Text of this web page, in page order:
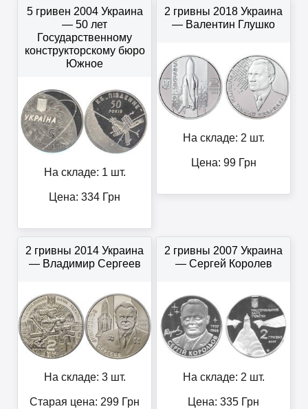
5 гривен 2004 Украина
— 50 лет
Государственному
конструкторскому бюро
Южное
На складе: 1 шт.
Цена: 334 Грн
2 гривны 2018 Украина
— Валентин Глушко
На складе: 2 шт.
Цена: 99Грн
2 гривны 2014 Украина
— Владимир Сергеев
На складе: 3 шт.
Старая цена: 299 Грн
2 гривны 2007 Украина
— Сергей Королев
На складе: 2 шт.
Цена: 335 Грн